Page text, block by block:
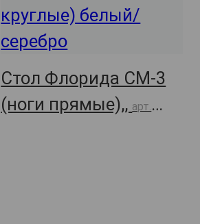
Стол Флорида СМ-3
(ноги прямые),, арт.